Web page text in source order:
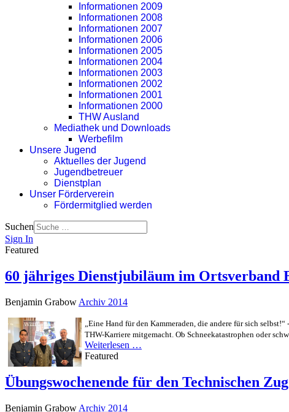
Informationen 2009
Informationen 2008
Informationen 2007
Informationen 2006
Informationen 2005
Informationen 2004
Informationen 2003
Informationen 2002
Informationen 2001
Informationen 2000
THW Ausland
Mediathek und Downloads
Werbefilm
Unsere Jugend
Aktuelles der Jugend
Jugendbetreuer
Dienstplan
Unser Förderverein
Fördermitglied werden
Suchen
Sign In
Featured
60 jähriges Dienstjubiläum im Ortsverband
Benjamin Grabow Archiv 2014
„Eine Hand für den Kammeraden, die andere für sich
THW-Karriere mitgemacht. Ob Schneekatastrophen oder
Weiterlesen …
Featured
Übungswochenende für den Technischen Zug
Benjamin Grabow Archiv 2014